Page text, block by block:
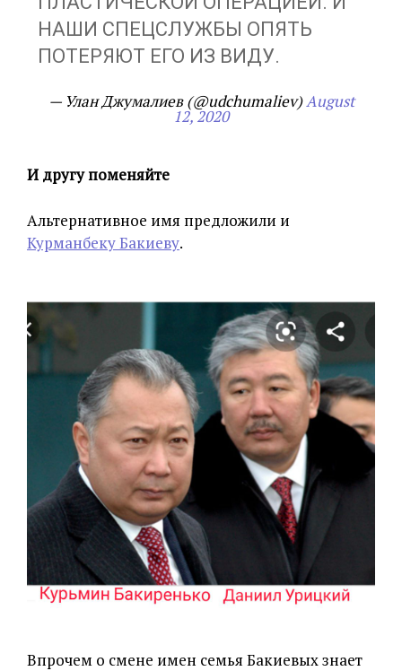
НАШИ СПЕЦСЛУЖБЫ ОПЯТЬ
ПОТЕРЯЮТ ЕГО ИЗ ВИДУ.
— Улан Джумалиев (@udchumaliev)August
12, 2020
И другу поменяйте
Альтернативное имя предложили и
Курманбеку Бакиеву.
Впрочем о смене имен семья Бакиевых знает